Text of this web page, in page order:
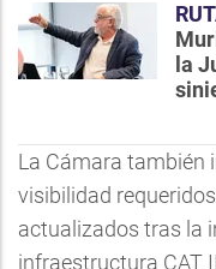
la
La Cámara también
visibilidad
actualizados tras la
infraestructura CAT